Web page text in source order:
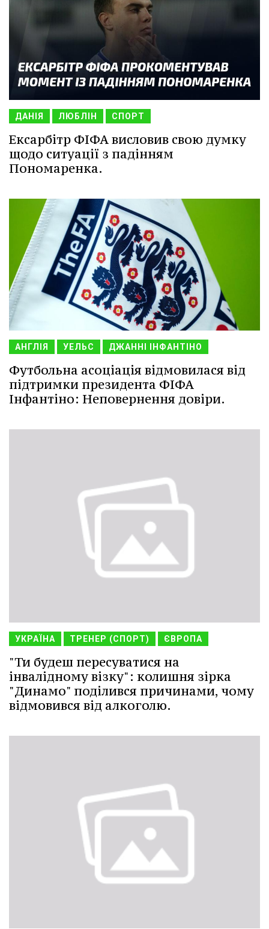
ДАНІЯ ЛЮБЛІН СПОРТ
Ексарбітр ФІФА висловив свою думку
щодо ситуації з падінням
Пономаренка.
АНГЛІЯ УЕЛЬС ДЖАННІ ІНФАНТІНО
Футбольна асоціація відмовилася від
підтримки президента ФІФА
Інфантіно: Неповернення довіри.
УКРАЇНА ТРЕНЕР (СПОРТ) ЄВРОПА
"Ти будеш пересуватися на
інвалідному візку": колишня зірка
"Динамо" поділився причинами, чому
відмовився від алкоголю.